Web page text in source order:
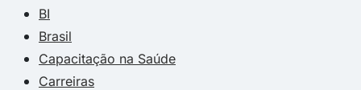
BI
Brasil
Capacitação na Saúde
Carreiras